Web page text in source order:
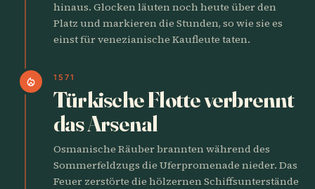
hinaus. Glocken läuten noch heute über den
Platz und markieren die Stunden, so wie sie es
einst für venezianische Kaufleute taten.
local_fire_department 1571
Türkische Flotte verbrennt
das Arsenal
Osmanische Räuber brannten während des
Sommerfeldzugs die Uferpromenade nieder. Das
Feuer zerstörte die hölzernen Schiffsunterstände